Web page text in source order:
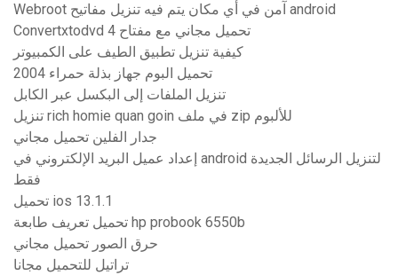
Webroot آمن في أي مكان يتم فيه تنزيل مفاتيح android
Convertxtodvd 4 تحميل مجاني مع مفتاح
كيفية تنزيل تطبيق الطيف على الكمبيوتر
تحميل البوم جهاز بذلة حمراء 2004
تنزيل الملفات إلى البكسل عبر الكابل
تنزيل rich homie quan goin في ملف zip للألبوم
جدار الفلين تحميل مجاني
إعداد عميل البريد الإلكتروني في android لتنزيل الرسائل الجديدة
فقط
تحميل ios 13.1.1
تحميل تعريف طابعة hp probook 6550b
حرق الصور تحميل مجاني
تراتيل للتحميل مجانا